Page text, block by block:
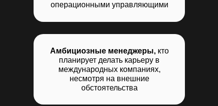
операционными управляющими
Амбициозные менеджеры, кто
планирует делать карьеру в
международных компаниях,
несмотря на внешние
обстоятельства